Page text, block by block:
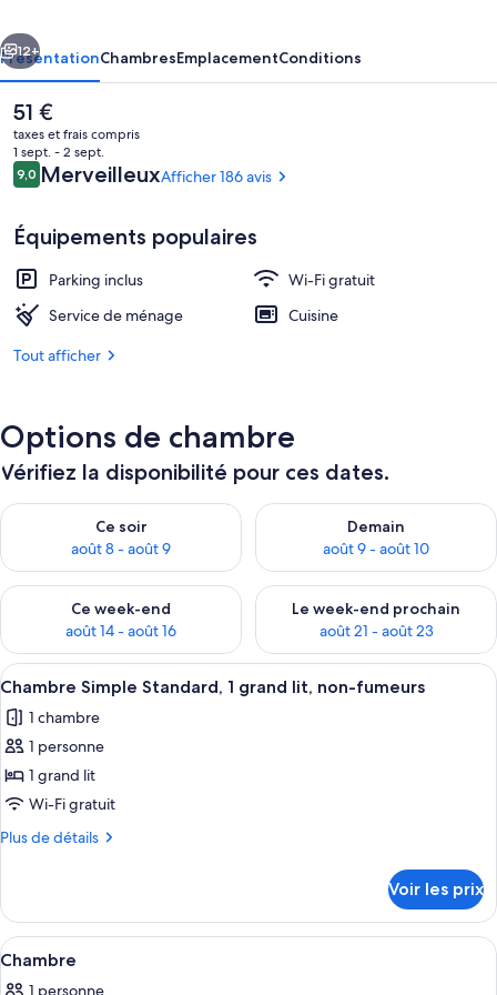
Aire de pique-nique/barbecue
Suivant
12+
PrésentationChambresEmplacementConditions
Le
prix
actuel
est
de
51 €
taxes et frais compris
1 sept. - 2 sept.
Avis
voyageurs
9,09,0 sur 10
MerveilleuxAfficher 186 avis
Équipements populaires
Parking inclus
Wi-Fi gratuit
Service de ménage
Cuisine
Tout afficher
Options de chambre
Vérifiez la disponibilité pour ces dates.
Ce soir
août 8 - août 9
Vérifier la disponibilité pour ce soir août 8 - août 9
Demain
août 9 - août 10
Vérifier la disponibilité pour
Ce week-end
août 14 - août 16
Vérifier la disponibilité pour ce week-end août 14 - août 16
Le week-end prochain
août 21 - août 23
Vérifier la disponibilité pour
Afficher
toutes
les
photos
pour
ce
type
Chambre
Simple
Standard,
Chambre Simple Standard, 1 grand
5
Chambre Simple Standard, 1 grand lit, non-fumeurs
1 chambre
1 personne
1 grand lit
Wi-Fi gratuit
Plus de détails
Plus
le
type
de
Voir les prix
Afficher
toutes
Une petite chambre avec un lit
1
Chambre
1 personne